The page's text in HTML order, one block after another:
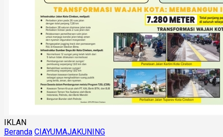
IKLAN
Beranda CIAYUMAJAKUNING